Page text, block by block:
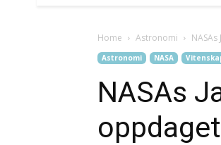
Home Astronomi
Astronomi NASA
NASAs